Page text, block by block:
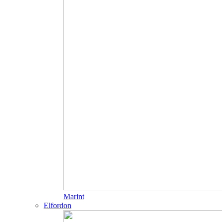
Marint
Elfordon